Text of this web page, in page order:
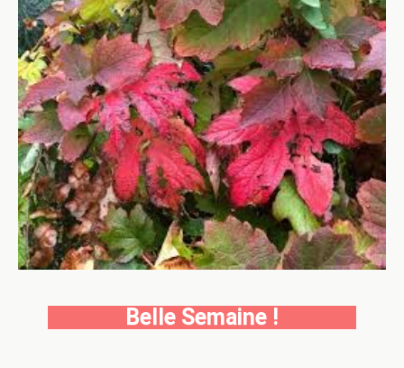
Belle Semaine !